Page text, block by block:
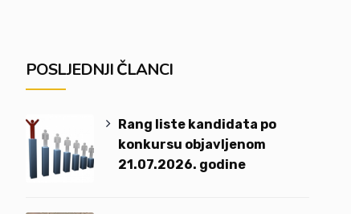
POSLJEDNJI ČLANCI
Rang liste kandidata po
konkursu objavljenom
21.07.2026. godine